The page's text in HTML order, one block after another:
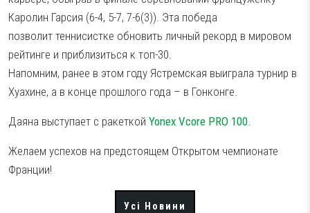
Тестові ракетки
Гравці Yonex
Намотки
Гравці Yonex
Каролин Гарсия (6-4, 5-7, 7-6(3)). Эта победа
позволит теннисистке обновить личный рекорд в мировом
рейтинге и приблизиться к топ-30.
Напомним, ранее в этом году Ястремская выиграла турнир в
Хуахине, а в конце прошлого года – в Гонконге.
Даяна выступает с ракеткой Yonex Vcore PRO 100.
Желаем успехов на предстоящем Открытом чемпионате
Франции!
Усі Новини